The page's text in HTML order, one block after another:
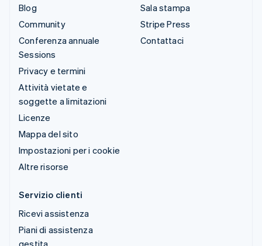
Blog
Community
Conferenza annuale
Sessions
Privacy e termini
Attività vietate e
soggette a limitazioni
Licenze
Mappa del sito
Impostazioni per i cookie
Altre risorse
Sala stampa
Stripe Press
Contattaci
Servizio clienti
Ricevi assistenza
Piani di assistenza